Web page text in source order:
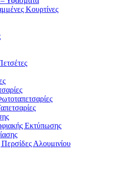
Κουρτίνες
Εκτύπωσης
Περσίδες Αλουμινίου